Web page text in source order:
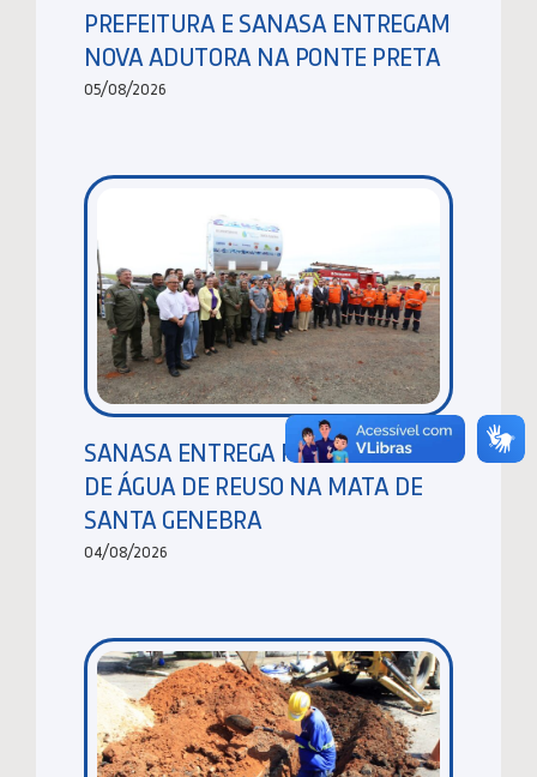
PREFEITURA E SANASA ENTREGAM
NOVA ADUTORA NA PONTE PRETA
05/08/2026
SANASA ENTREGA RESERVATÓRIO
DE ÁGUA DE REUSO NA MATA DE
SANTA GENEBRA
04/08/2026